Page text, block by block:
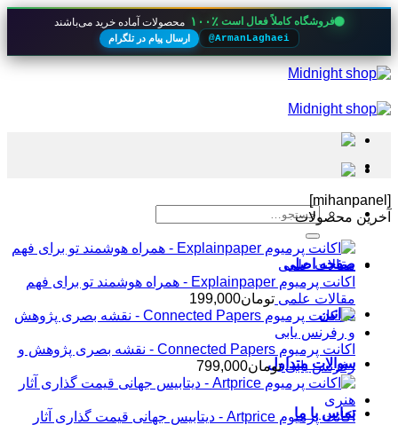
فروشگاه کاملاً فعال است ۱۰۰٪ محصولات آماده خرید می‌باشند
@ArmanLaghaei ارسال پیام در تلگرام
Skip
to
جستجو
برای:
صفحه اصلی
قوانین
سوالات متداول
تماس با ما
[mihanpanel]
آخرین محصولات
اکانت پرمیوم Explainpaper - همراه هوشمند تو برای فهم
مقالات علمی تومان199,000
اکانت پرمیوم Connected Papers - نقشه بصری پژوهش و
رفرنس یابی تومان799,000
اکانت پرمیوم Artprice - دیتابیس جهانی قیمت ‌گذاری آثار